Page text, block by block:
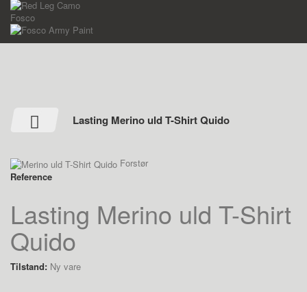
Fosco
Lasting Merino uld T-Shirt Quido
Forstør
Reference
Lasting Merino uld T-Shirt
Quido
Tilstand: Ny vare